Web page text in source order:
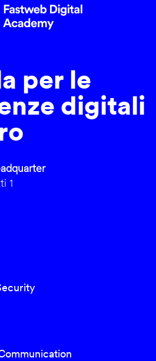
per le
digitali
1